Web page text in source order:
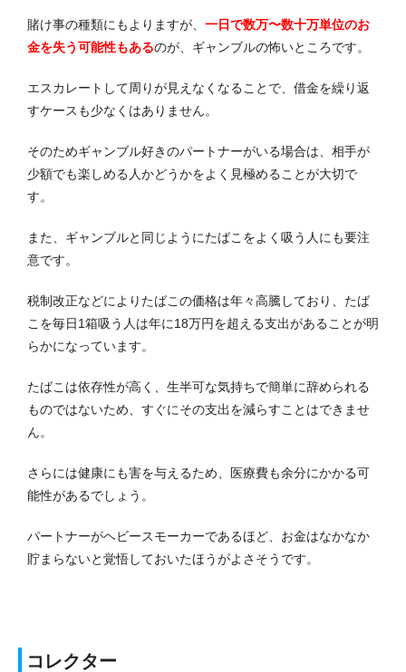
賭け事の種類にもよりますが、 一日で数万〜数十万単位のお
金を失う可能性もあるのが、ギャンブルの怖いところです。
エスカレートして周りが見えなくなることで、借金を繰り返
すケースも少なくはありません。
そのためギャンブル好きのパートナーがいる場合は、相手が
少額でも楽しめる人かどうかをよく見極めることが大切で
す。
また、ギャンブルと同じようにたばこをよく吸う人にも要注
意です。
税制改正などによりたばこの価格は年々高騰しており、たば
こを毎日1箱吸う人は年に18万円を超える支出があることが明
らかになっています。
たばこは依存性が高く、生半可な気持ちで簡単に辞められる
ものではないため、すぐにその支出を減らすことはできませ
ん。
さらには健康にも害を与えるため、医療費も余分にかかる可
能性があるでしょう。
パートナーがヘビースモーカーであるほど、お金はなかなか
貯まらないと覚悟しておいたほうがよさそうです。
コレクター